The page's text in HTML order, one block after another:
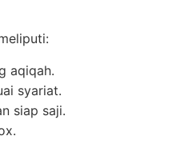
aqiqah.
syariat.
siap saji.